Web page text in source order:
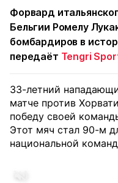
Форвард
Бельгии Ромелу
бомбардиров в
передаёт Tengri
33-летний
матче против
победу своей
Этот мяч стал 90-м
национальной